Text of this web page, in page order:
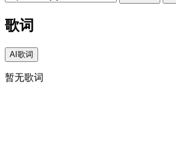
歌词
AI歌词
暂无歌词